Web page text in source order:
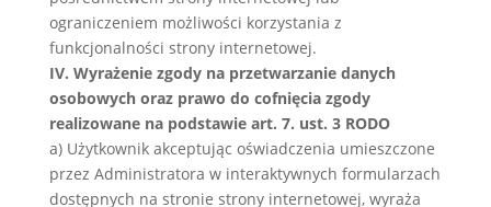
ograniczeniem możliwości korzystania z
funkcjonalności strony internetowej.
IV. Wyrażenie zgody na przetwarzanie danych
osobowych oraz prawo do cofnięcia zgody
realizowane na podstawie art. 7. ust. 3 RODO
a) Użytkownik akceptując oświadczenia umieszczone
przez Administratora w interaktywnych formularzach
dostępnych na stronie strony internetowej, wyraża